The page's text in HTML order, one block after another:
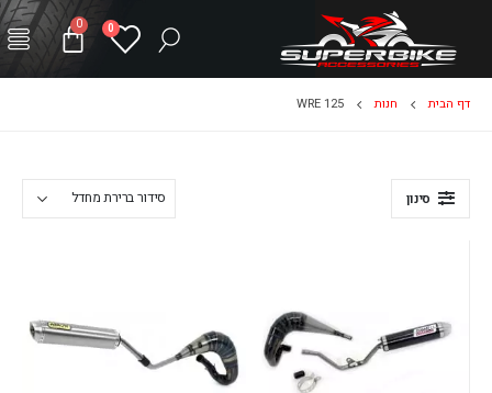
0
0
דף הבית חנות WRE 125
סינון